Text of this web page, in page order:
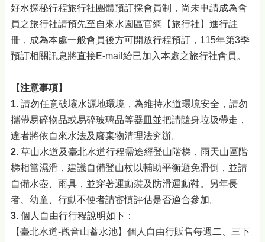
好水探秘行程旅行社團體預訂採會員制，尚未申請成為會
員之旅行社請預先至自來水園區官網【旅行社】進行註
冊，成為本處一般會員後方可開放行程預訂，115年第3季
預訂相關訊息將直接E-mail給已加入本處之旅行社會員。
【注意事項】
1. 請勿任意破壞水源地環境，為維持水道環境安全，請勿
攜帶易碎物品或易碎玻璃品等器皿並把請隨身垃圾帶走，
違者將依自來水法及廢棄物清理法究辦。
2. 草山水道及臺北水道行程需途經登山階梯，雨天山區階
梯相當濕滑，建議自備登山杖以輔助平衡避免滑倒，並請
自備水壺、雨具，並穿著運動裝及防滑運動鞋。另年長
者、幼童、行動不便者請審慎評估是否適合參加。
3. 個人自由行行程說明如下：
【臺北水道-觀音山蓄水池】個人自由行販售每週二、三下